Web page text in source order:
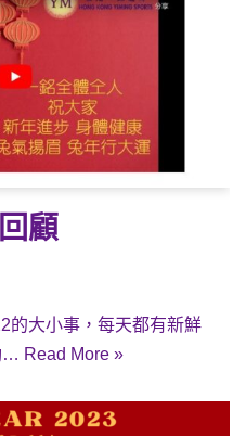
顧
的大小事，每天都有新鮮
… Read More »